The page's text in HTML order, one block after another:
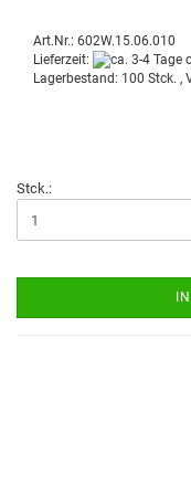
Art.Nr.: 602W.15.06.010
Lieferzeit:
Lagerbestand: 100 Stck. ,
Stck.: